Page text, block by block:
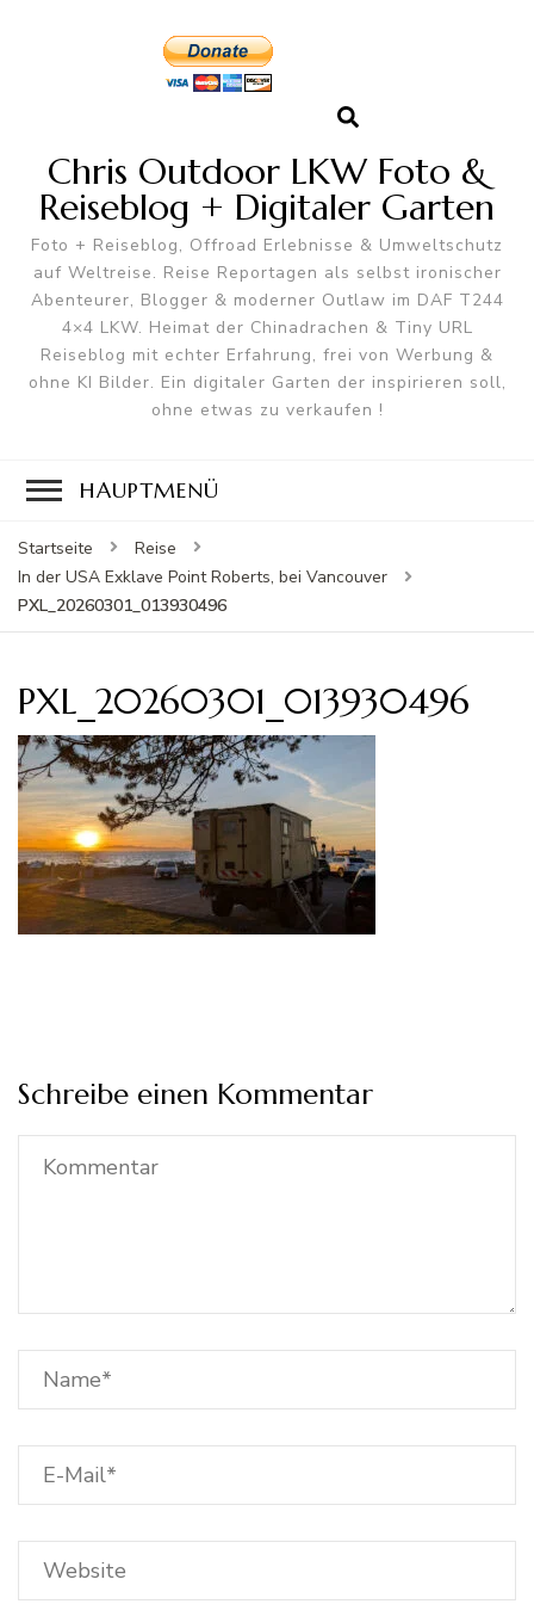
Chris Outdoor LKW Foto &
Reiseblog + Digitaler Garten
Foto + Reiseblog, Offroad Erlebnisse & Umweltschutz
auf Weltreise. Reise Reportagen als selbst ironischer
Abenteurer, Blogger & moderner Outlaw im DAF T244
4×4 LKW. Heimat der Chinadrachen & Tiny URL
Reiseblog mit echter Erfahrung, frei von Werbung &
ohne KI Bilder. Ein digitaler Garten der inspirieren soll,
ohne etwas zu verkaufen !
HAUPTMENÜ
Startseite
Reise
In der USA Exklave Point Roberts, bei Vancouver
PXL_20260301_013930496
PXL_20260301_013930496
Schreibe einen Kommentar